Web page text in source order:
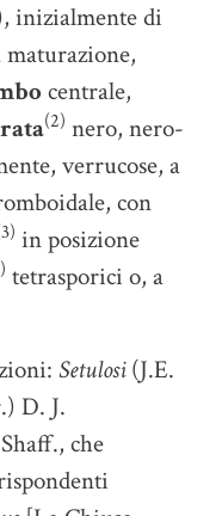
inizialmente di
centrale,
(2) nero, nero-
verrucose, a
con
in posizione
tetrasporici o, a
Setulosi(J.E.
D. J.
che